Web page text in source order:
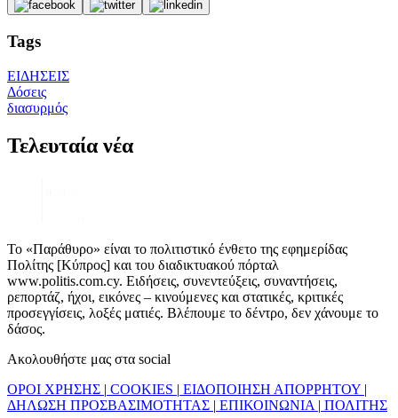
Tags
ΕΙΔΗΣΕΙΣ
Δόσεις
διασυρμός
Τελευταία νέα
Το «Παράθυρο» είναι το πολιτιστικό ένθετο της εφημερίδας
Πολίτης [Κύπρος] και του διαδικτυακού πόρταλ
www.politis.com.cy. Ειδήσεις, συνεντεύξεις, συναντήσεις,
ρεπορτάζ, ήχοι, εικόνες – κινούμενες και στατικές, κριτικές
προσεγγίσεις, λοξές ματιές. Βλέπουμε το δέντρο, δεν χάνουμε το
δάσος.
Ακολουθήστε μας στα social
ΟΡΟΙ ΧΡΗΣΗΣ | COOKIES | ΕΙΔΟΠΟΙΗΣΗ ΑΠΟΡΡΗΤΟΥ |
ΔΗΛΩΣΗ ΠΡΟΣΒΑΣΙΜΟΤΗΤΑΣ | ΕΠΙΚΟΙΝΩΝΙΑ | ΠΟΛΙΤΗΣ